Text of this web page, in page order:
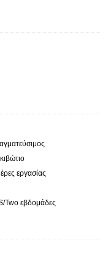
εργασίας
Two εβδομάδες